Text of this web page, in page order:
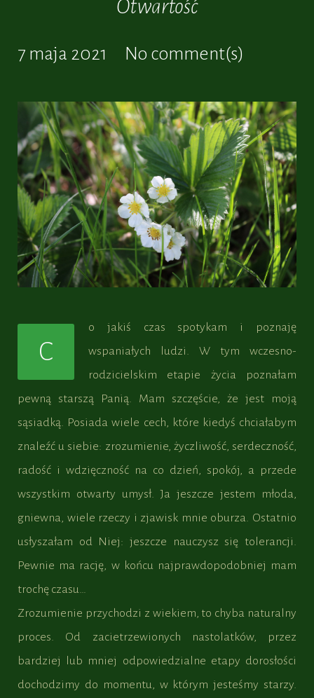
Otwartość
7 maja 2021 No comment(s)
C
o jakiś czas spotykam i poznaję
wspaniałych ludzi. W tym wczesno-
rodzicielskim etapie życia poznałam
pewną starszą Panią. Mam szczęście, że jest moją
sąsiadką. Posiada wiele cech, które kiedyś chciałabym
znaleźć u siebie: zrozumienie, życzliwość, serdeczność,
radość i wdzięczność na co dzień, spokój, a przede
wszystkim otwarty umysł. Ja jeszcze jestem młoda,
gniewna, wiele rzeczy i zjawisk mnie oburza. Ostatnio
usłyszałam od Niej: jeszcze nauczysz się tolerancji.
Pewnie ma rację, w końcu najprawdopodobniej mam
trochę czasu…
Zrozumienie przychodzi z wiekiem, to chyba naturalny
proces. Od zacietrzewionych nastolatków, przez
bardziej lub mniej odpowiedzialne etapy dorosłości
dochodzimy do momentu, w którym jesteśmy starzy.